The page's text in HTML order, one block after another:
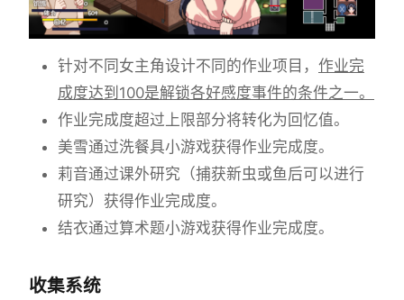
针对不同女主角设计不同的作业项目， 作业完
成度达到100是解锁各好感度事件的条件之一。
作业完成度超过上限部分将转化为回忆值。
美雪通过洗餐具小游戏获得作业完成度。
莉音通过课外研究（捕获新虫或鱼后可以进行
研究）获得作业完成度。
结衣通过算术题小游戏获得作业完成度。
收集系统